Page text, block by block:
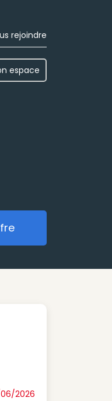
rejoindre
espace
cette offre
2026